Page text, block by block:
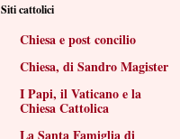
Siti cattolici
Chiesa e post concilio
Chiesa, di Sandro Magister
I Papi, il Vaticano e la
Chiesa Cattolica
La Santa Famiglia di